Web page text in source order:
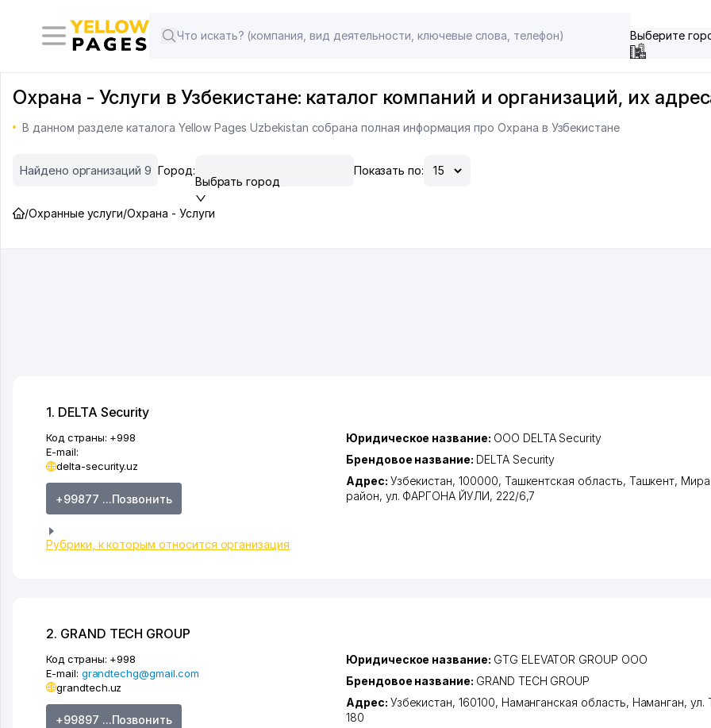
Выберите
Охрана - Услуги в Узбекистане: каталог компаний и организаций, их
В данном разделе каталога Yellow Pages Uzbekistan собрана полная информация про Охрана в Узбекистане
Найдено организаций 9 Город:
Выбрать город
Показать по:
/Охранные услуги/Охрана - Услуги
1. DELTA Security
Код страны: +998
E-mail:
delta-security.uz
+99877 ...Позвонить
Рубрики, к которым относится организация
Юридическое название: ООО DELTA Security
Брендовое название: DELTA Security
Адрес: Узбекистан, 100000, Ташкентская область, Ташкент,
район, ул. ФАРГОНА ЙУЛИ, 222/6,7
2. GRAND TECH GROUP
Код страны: +998
E-mail: grandtechg@gmail.com
grandtech.uz
+99897 ...Позвонить
Юридическое название: GTG ELEVATOR GROUP ООО
Брендовое название: GRAND TECH GROUP
Адрес: Узбекистан, 160100, Наманганская область, Наманган,ул.
180